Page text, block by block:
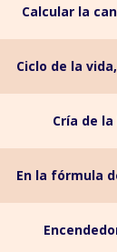
Calcular la
Ciclo de la
Cría de
En la fórmula